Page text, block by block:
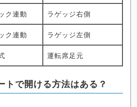
ク連動 ラゲッジ右側
ク連動 ラゲッジ左側
運転席足元
トで開ける方法はある？